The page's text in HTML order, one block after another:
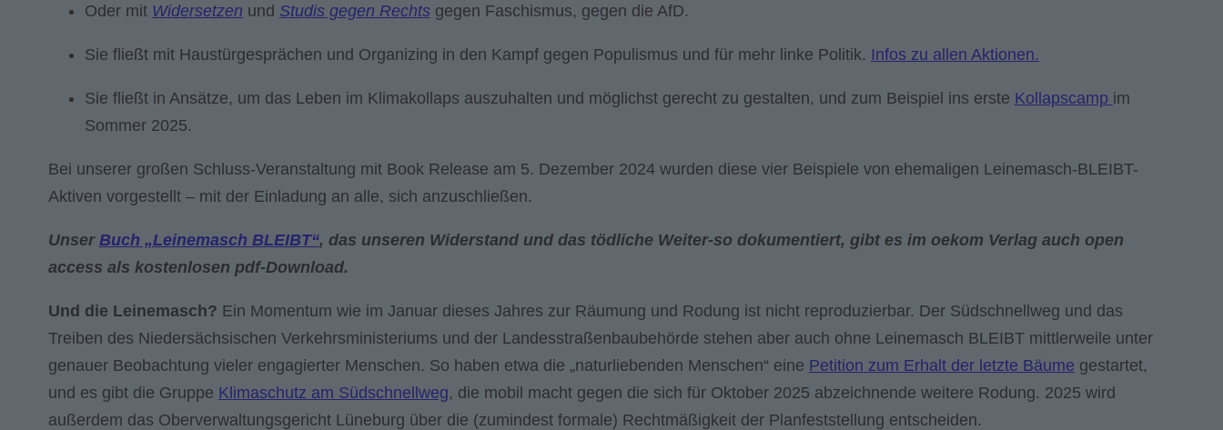
Oder mit Widersetzen und Studis gegen Rechtsgegen Faschismus, gegen die AfD.
Sie fließt mit Haustürgesprächen und Organizing in den Kampf gegen Populismus und für mehr linke Politik. Infos zu allen Aktionen.
Sie fließt in Ansätze, um das Leben im Klimakollaps auszuhalten und möglichst gerecht zu gestalten, und zum Beispiel ins erste Kollapscamp im
Sommer 2025.
Bei unserer großen Schluss-Veranstaltung mit Book Release am 5. Dezember 2024 wurden diese vier Beispiele von ehemaligen Leinemasch-BLEIBT-
Aktiven vorgestellt – mit der Einladung an alle, sich anzuschließen.
Unser Buch „Leinemasch BLEIBT“, das unseren Widerstand und das tödliche Weiter-so dokumentiert, gibt es im oekom Verlag auch open
access als kostenlosen pdf-Download.
Und die Leinemasch? Ein Momentum wie im Januar dieses Jahres zur Räumung und Rodung ist nicht reproduzierbar. Der Südschnellweg und das
Treiben des Niedersächsischen Verkehrsministeriums und der Landesstraßenbaubehörde stehen aber auch ohne Leinemasch BLEIBT mittlerweile unter
genauer Beobachtung vieler engagierter Menschen. So haben etwa die „naturliebenden Menschen“ eine Petition zum Erhalt der letzte Bäume gestartet,
und es gibt die Gruppe Klimaschutz am Südschnellweg, die mobil macht gegen die sich für Oktober 2025 abzeichnende weitere Rodung. 2025 wird
außerdem das Oberverwaltungsgericht Lüneburg über die (zumindest formale) Rechtmäßigkeit der Planfeststellung entscheiden.